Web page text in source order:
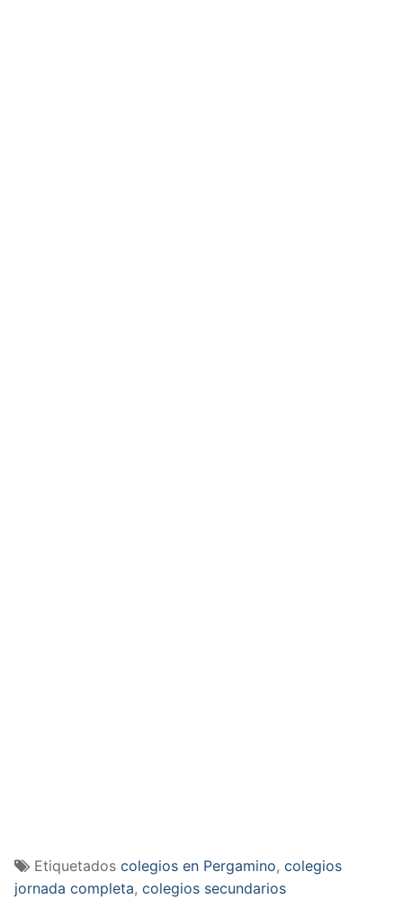
Etiquetados colegios en Pergamino, colegios
jornada completa, colegios secundarios